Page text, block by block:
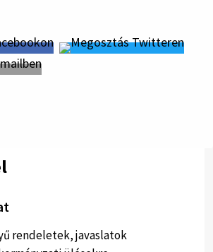
rendeletek, javaslatok